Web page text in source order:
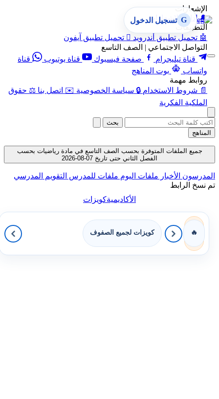
الإشعارات
🔔 إدارة الإشعارات
التطبيقات
🤖 تحميل تطبيق أندرويد  تحميل تطبيق آيفون
التواصل الاجتماعي | الصف التاسع
قناة تيليجرام
صفحة فيسبوك قناة يوتيوب
قناة
واتساب
بوت المناهج
روابط مهمة
📄 شروط الاستخدام 🔒 سياسة الخصوصية ✉️ اتصل بنا ⚖️ حقوق
الملكية الفكرية
G تسجيل الدخول
بحث
المناهج
جميع الملفات المتوفرة بحسب الصف التاسع في مادة رياضيات بحسب
الفصل الثاني حتى تاريخ 07-08-2026
المدرسون الأخبار ملفات اليوم ملفات للمدرس التقويم المدرسي
تم نسخ الرابط
الأكاديميةكويزات
🔥 كويزات لجميع الصفوف